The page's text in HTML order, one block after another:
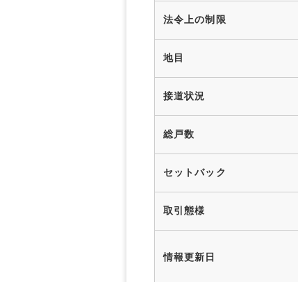
法令上の制限
地目
接道状況
総戸数
セットバック
取引態様
情報更新日